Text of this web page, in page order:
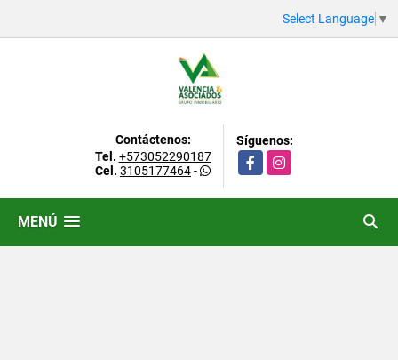
Select Language ▼
Contáctenos:
Tel. +573052290187
Cel. 3105177464-
Síguenos:
FacebookInstagram
MENÚ